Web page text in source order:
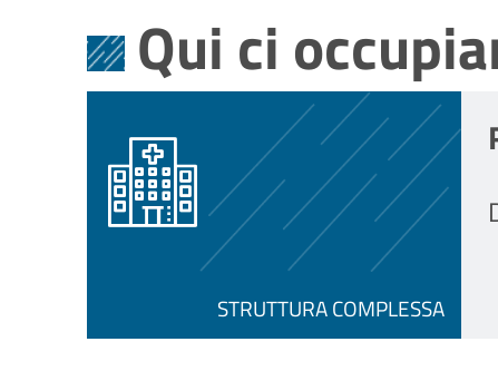
Qui ci
STRUTTURA COMPLESSA